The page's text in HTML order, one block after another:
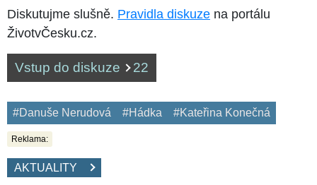
Diskutujme slušně. Pravidla diskuze na portálu
ŽivotvČesku.cz.
Vstup do diskuze 22
#Danuše Nerudová #Hádka #Kateřina Konečná
Reklama:
AKTUALITY